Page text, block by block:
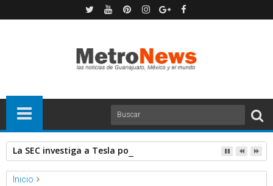
La SEC investiga a Tesla por denuncia de defectos en los
Inicio